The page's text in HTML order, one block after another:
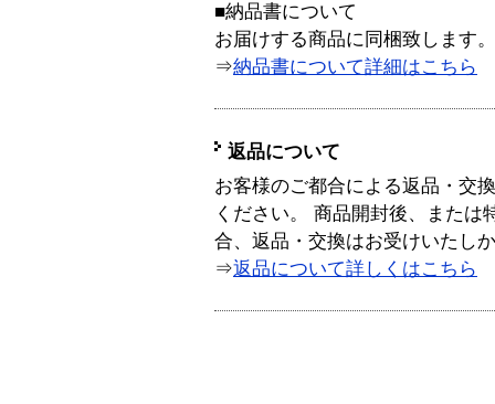
■納品書について
お届けする商品に同梱致します。
⇒納品書について詳細はこちら
返品について
お客様のご都合による返品・交
ください。 商品開封後、または
合、返品・交換はお受けいたし
⇒返品について詳しくはこちら